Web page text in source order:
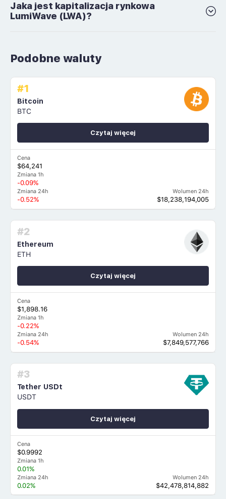
Jaka jest kapitalizacja rynkowa
LumiWave (LWA)?
Podobne waluty
#1
Bitcoin
BTC
Cena
$64,241
Zmiana 1h
-0.09%
Zmiana 24h
-0.52%
Wolumen 24h
$18,238,194,005
Czytaj więcej
#2
Ethereum
ETH
Cena
$1,898.16
Zmiana 1h
-0.22%
Zmiana 24h
-0.54%
Wolumen 24h
$7,849,577,766
Czytaj więcej
#3
Tether USDt
USDT
Cena
$0.9992
Zmiana 1h
0.01%
Zmiana 24h
0.02%
Wolumen 24h
$42,478,814,882
Czytaj więcej